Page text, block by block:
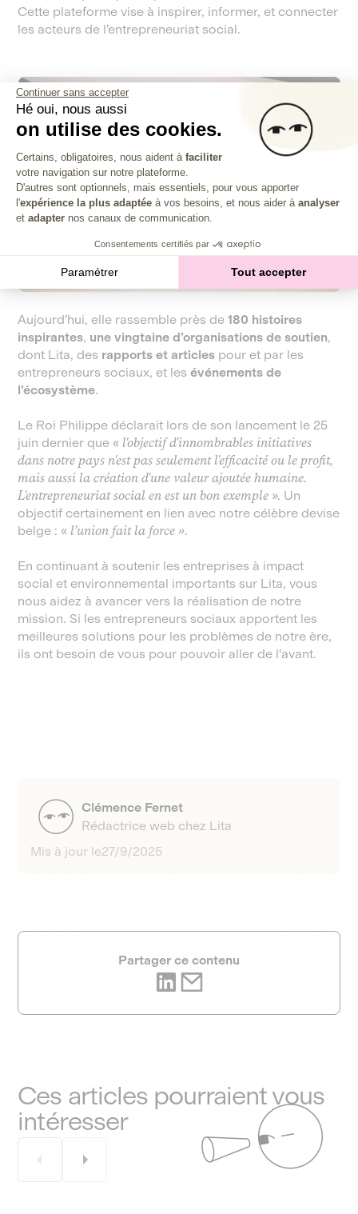
Cette plateforme vise à inspirer, informer, et connecter
les acteurs de l’entrepreneuriat social.
Aujourd’hui, elle rassemble près de180 histoires
inspirantes, une vingtaine d’organisations de soutien,
dont Lita, des rapports et articles pour et par les
entrepreneurs sociaux, et lesévénements de
l’écosystème.
Le Roi Philippe déclarait lors de son lancement le 25
juin dernier que « l'objectif d'innombrables initiatives
dans notre pays n'est pas seulement l'efficacité ou le profit,
mais aussi la création d'une valeur ajoutée humaine.
L'entrepreneuriat social en est un bon exemple ». Un
objectif certainement en lien avec notre célèbre devise
belge : « l’union fait la force ».
En continuant à soutenir les entreprises à impact
social et environnemental importants sur Lita, vous
nous aidez à avancer vers la réalisation de notre
mission. Si les entrepreneurs sociaux apportent les
meilleures solutions pour les problèmes de notre ère,
ils ont besoin de vous pour pouvoir aller de l'avant.
Clémence Fernet
Rédactrice web chez Lita
Mis à jour le27/9/2025
Partager ce contenu
Ces articles pourraient vous
intéresser
Continuer sans accepter
Hé oui, nous aussi
on utilise des cookies.
Plateforme de Gestion du
Certains, obligatoires, nous aident à faciliter
votre navigation sur notre plateforme.
D'autres sont optionnels, mais essentiels, pour vous apporter
l'expérience la plus adaptée à vos besoins, et nous aider à analyser
et adapter nos canaux de communication.
Consentements certifiés par
Paramétrer Tout accepter
Axeptio consent